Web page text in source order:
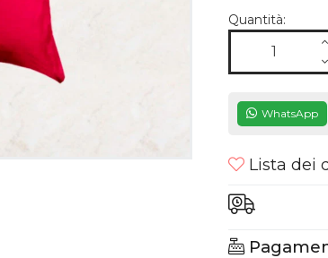
Quantità:
WhatsApp
Lista dei